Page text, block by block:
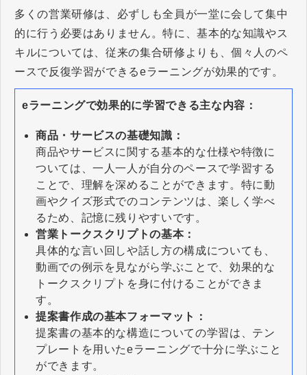
多くの営業研修は、必ずしも全員が一堂に会して集中
的に行う必要はありません。特に、基本的な知識やス
キルについては、従来の集合研修よりも、個々人のペ
ースで反復学習ができるeラーニングが効果的です。
eラーニングで効果的に学習できる主な内容：
商品・サービスの基礎知識：
商品やサービスに関する基本的な仕様や特徴に
ついては、一人一人が自分のペースで学習する
ことで、理解を深めることができます。特に動
画やクイズ形式でのコンテンツは、楽しく学べ
るため、記憶に残りやすいです。
営業トークスクリプトの基本：
具体的な言い回しや話し方の構成についても、
動画での例示を見ながら学ぶことで、効果的な
トークスクリプトを身に付けることができま
す。
提案書作成の基本フォーマット：
提案書の基本的な構造についての学習は、テン
プレートを用いたeラーニングで十分に学ぶこと
ができます。